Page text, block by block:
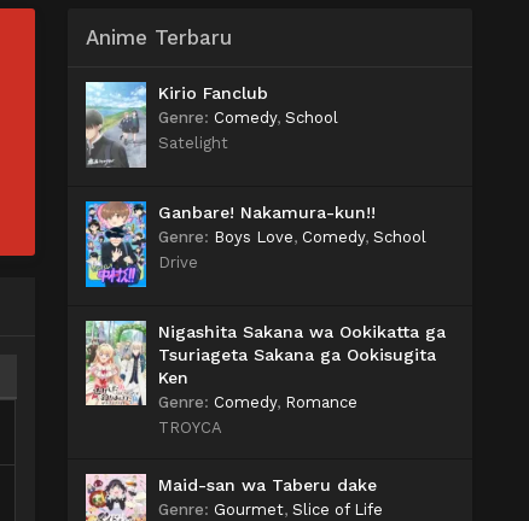
Anime Terbaru
Kirio Fanclub
Genre: Comedy, School
Satelight
Ganbare! Nakamura-kun!!
Genre: Boys Love, Comedy, School
Drive
Nigashita Sakana wa Ookikatta ga
Tsuriageta Sakana ga Ookisugita
Ken
Genre: Comedy, Romance
TROYCA
Maid-san wa Taberu dake
Genre: Gourmet, Slice of Life